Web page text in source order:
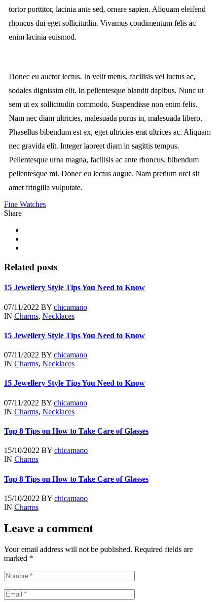
tortor porttitor, lacinia ante sed, ornare sapien. Aliquam eleifend
rhoncus dui eget sollicitudin. Vivamus condimentum felis ac
enim lacinia euismod.
Donec eu auctor lectus. In velit metus, facilisis vel luctus ac,
sodales dignissim elit. In pellentesque blandit dapibus. Nunc ut
sem ut ex sollicitudin commodo. Suspendisse non enim felis.
Nam nec diam ultricies, malesuada purus in, malesuada libero.
Phasellus bibendum est ex, eget ultricies erat ultrices ac. Aliquam
nec gravida elit. Integer laoreet diam in sagittis tempus.
Pellentesque urna magna, facilisis ac ante rhoncus, bibendum
pellentesque mi. Donec eu lectus augue. Nam pretium orci sit
amet fringilla vulputate.
Fine Watches
Share
Related posts
15 Jewellery Style Tips You Need to Know
07/11/2022 BY chicamano
IN Charms, Necklaces
15 Jewellery Style Tips You Need to Know
07/11/2022 BY chicamano
IN Charms, Necklaces
15 Jewellery Style Tips You Need to Know
07/11/2022 BY chicamano
IN Charms, Necklaces
Top 8 Tips on How to Take Care of Glasses
15/10/2022 BY chicamano
IN Charms
Top 8 Tips on How to Take Care of Glasses
15/10/2022 BY chicamano
IN Charms
Leave a comment
Your email address will not be published. Required fields are
marked *